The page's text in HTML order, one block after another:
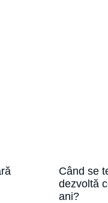
Când se
dezvoltă
ani?